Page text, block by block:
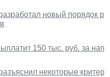
новый порядок
150 тыс. руб. за
некоторые